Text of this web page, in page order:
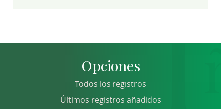
Opciones
Todos los registros
Últimos registros añadidos